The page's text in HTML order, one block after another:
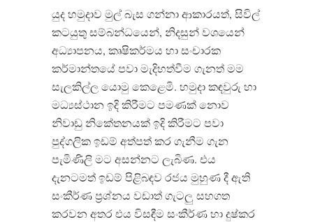
යුද හමුදාව මුල් බැස ගන්නා ආකාරයත්, සිවිල්
කටයුතු සම්බන්ධයෙන්, නිදසුන් වශයෙන්
අධ්‍යාපනය, කෘෂිකර්මය හා සංචාරක
කර්මාන්තයේ පවා මැදිහත්වීම ගැනත් මම
සැලකිල්ල යොමු කෙළෙමි. හමුදා කඳවුරු හා
මධ්‍යස්ථාන ඉදි කිරීමට පමණක් නොව
නිවාඩු නිකේතනයක් ඉදි කිරීමට පවා
පුද්ගලික ඉඩම් අත්පත් කර ගැනීම ගැන
පැමිණිලි මට අසන්නට ලැබිණ. එය
දැනටමත් ඉඩම් පිළිබඳව රජය මුහුණ දී ඇති
සංකීර්ණ ප‍්‍රශ්නය වඩාත් ගැටලු සහගත
කරවන අතර එය විසඳීම සංකීර්ණ හා දුෂ්කර